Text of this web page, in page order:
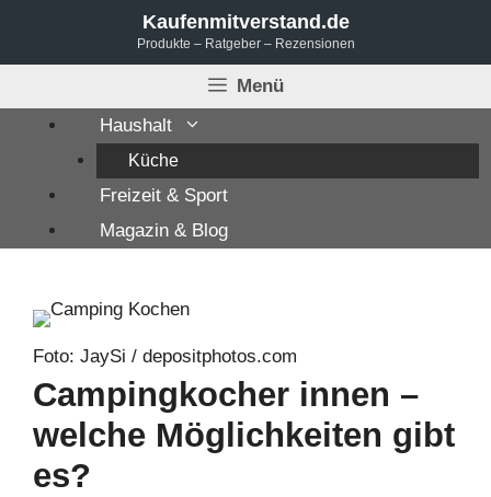
Kaufenmitverstand.de
Produkte – Ratgeber – Rezensionen
Menü
Haushalt
Küche
Freizeit & Sport
Magazin & Blog
Foto: JaySi / depositphotos.com
Campingkocher innen –
welche Möglichkeiten gibt
es?